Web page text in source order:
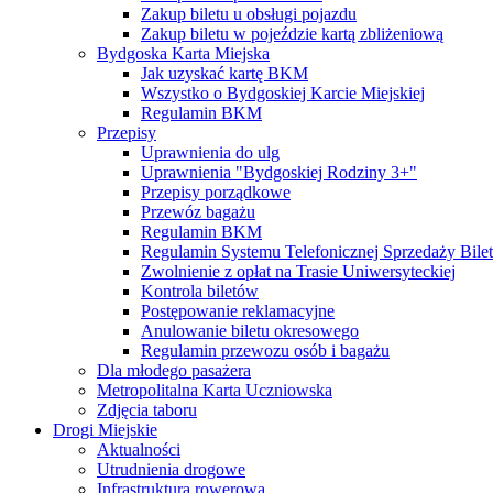
Zakup biletu u obsługi pojazdu
Zakup biletu w pojeździe kartą zbliżeniową
Bydgoska Karta Miejska
Jak uzyskać kartę BKM
Wszystko o Bydgoskiej Karcie Miejskiej
Regulamin BKM
Przepisy
Uprawnienia do ulg
Uprawnienia "Bydgoskiej Rodziny 3+"
Przepisy porządkowe
Przewóz bagażu
Regulamin BKM
Regulamin Systemu Telefonicznej Sprzedaży
Zwolnienie z opłat na Trasie Uniwersyteckiej
Kontrola biletów
Postępowanie reklamacyjne
Anulowanie biletu okresowego
Regulamin przewozu osób i bagażu
Dla młodego pasażera
Metropolitalna Karta Uczniowska
Zdjęcia taboru
Drogi Miejskie
Aktualności
Utrudnienia drogowe
Infrastruktura rowerowa